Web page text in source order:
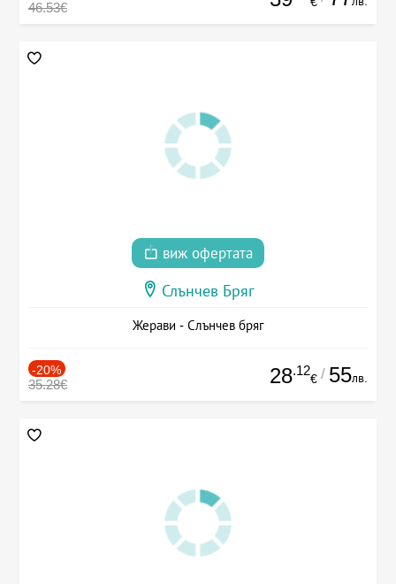
46.53€
виж офертата
Слънчев Бряг
Жерави - Слънчев бряг
-20%
35.28€ 28.12
€ / 55лв.